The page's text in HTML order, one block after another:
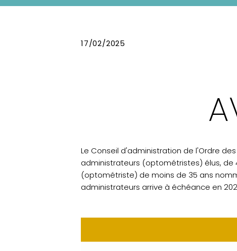
17/02/2025
Le Conseil d'administration de l'Ordre
administrateurs (optométristes) élus, de
(optométriste) de moins de 35 ans
administrateurs arrive à échéance en